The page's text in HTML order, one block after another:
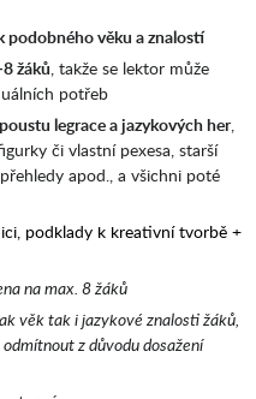
podobného věku a znalostí
žáků, takže se lektor může
potřeb
legrace a jazykových her,
či vlastní pexesa, starší
apod., a všichni poté
podklady k kreativní tvorbě +
na max. 8 žáků
věk tak i jazykové znalosti žáků,
z důvodu dosažení